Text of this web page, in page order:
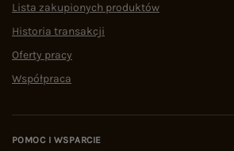
Lista zakupionych produktów
Historia transakcji
Oferty pracy
Współpraca
POMOC I WSPARCIE